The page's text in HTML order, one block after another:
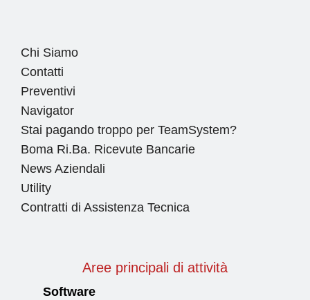
Chi Siamo
Contatti
Preventivi
Navigator
Stai pagando troppo per TeamSystem?
Boma Ri.Ba. Ricevute Bancarie
News Aziendali
Utility
Contratti di Assistenza Tecnica
Aree principali di attività
Software